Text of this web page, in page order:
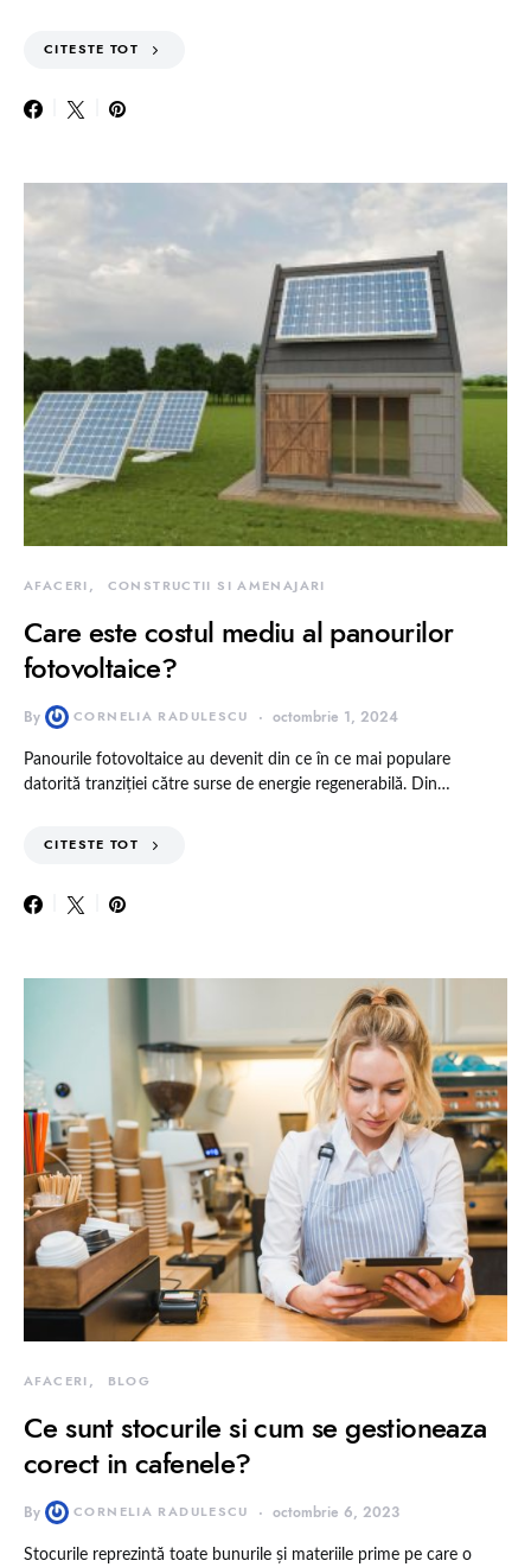
CITESTE TOT
AFACERI CONSTRUCTII SI AMENAJARI
Care este costul mediu al panourilor
fotovoltaice?
By CORNELIA RADULESCU octombrie 1, 2024
Panourile fotovoltaice au devenit din ce în ce mai populare
datorită tranziției către surse de energie regenerabilă. Din…
CITESTE TOT
AFACERI BLOG
Ce sunt stocurile si cum se gestioneaza
corect in cafenele?
By CORNELIA RADULESCU octombrie 6, 2023
Stocurile reprezintă toate bunurile și materiile prime pe care o